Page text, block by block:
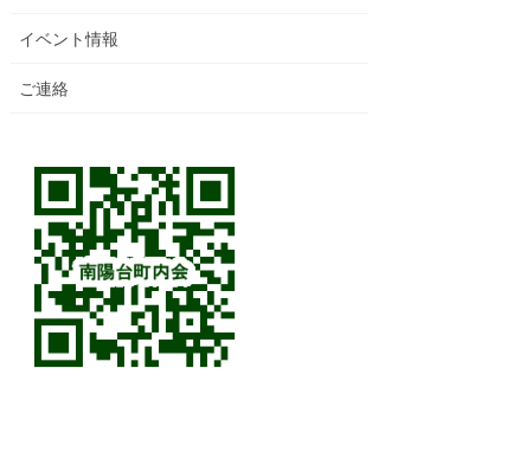
イベント情報
ご連絡